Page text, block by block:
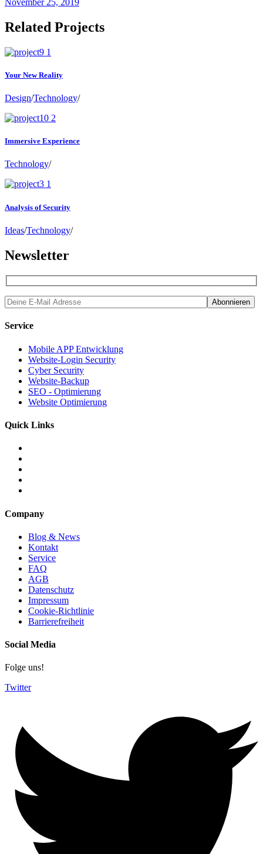
November 25, 2019
Related Projects
Your New Reality
Design/Technology/
Immersive Experience
Technology/
Analysis of Security
Ideas/Technology/
Newsletter
Service
Mobile APP Entwicklung
Website-Login Security
Cyber Security
Website-Backup
SEO - Optimierung
Website Optimierung
Quick Links
Company
Blog & News
Kontakt
Service
FAQ
AGB
Datenschutz
Impressum
Cookie-Richtlinie
Barrierefreiheit
Social Media
Folge uns!
Twitter